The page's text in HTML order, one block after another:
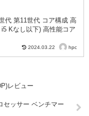
代 第11世代 コア構成 高
Kなし以下) 高性能コア
2024.03.22 hpc
レビュー
セッサー ベンチマー